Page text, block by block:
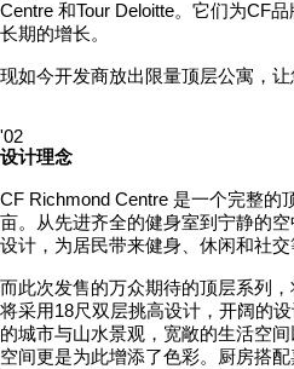
Centre 和Tour Deloitte。它们为CF
长期的增长。
现如今开发商放出限量顶层公寓，让
'02
设计理念
CF Richmond Centre 是一个完整的
亩。从先进齐全的健身室到宁静的
设计，为居民带来健身、休闲和社交
而此次发售的万众期待的顶层系列
将采用18尺双层挑高设计，开阔的
的城市与山水景观，宽敞的生活空
空间更是为此增添了色彩。厨房搭